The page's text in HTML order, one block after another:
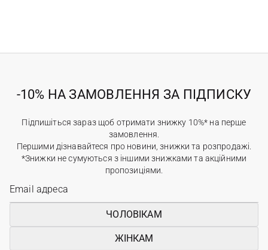
-10% НА ЗАМОВЛЕННЯ ЗА ПІДПИСКУ
Підпишіться зараз щоб отримати знижку 10%* на перше
замовлення.
Першими дізнавайтеся про новини, знижки та розпродажі.
*Знижки не сумуються з іншими знижками та акційними
пропозиціями.
ЧОЛОВІКАМ
ЖІНКАМ